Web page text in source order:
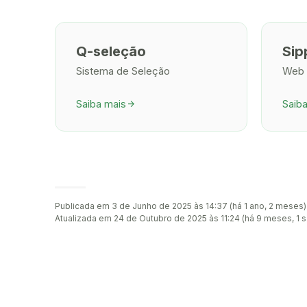
Q-seleção
Sistema de Seleção
Saiba mais arrow_forward
Web
Publicada em 3 de Junho de 2025 às 14:37 (há 1 ano, 2 meses)
Atualizada em 24 de Outubro de 2025 às 11:24 (há 9 meses, 1